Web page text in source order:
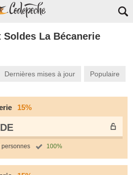
La Bécanerie
Dernières mises à jour Populaire
15%
personnes 100%